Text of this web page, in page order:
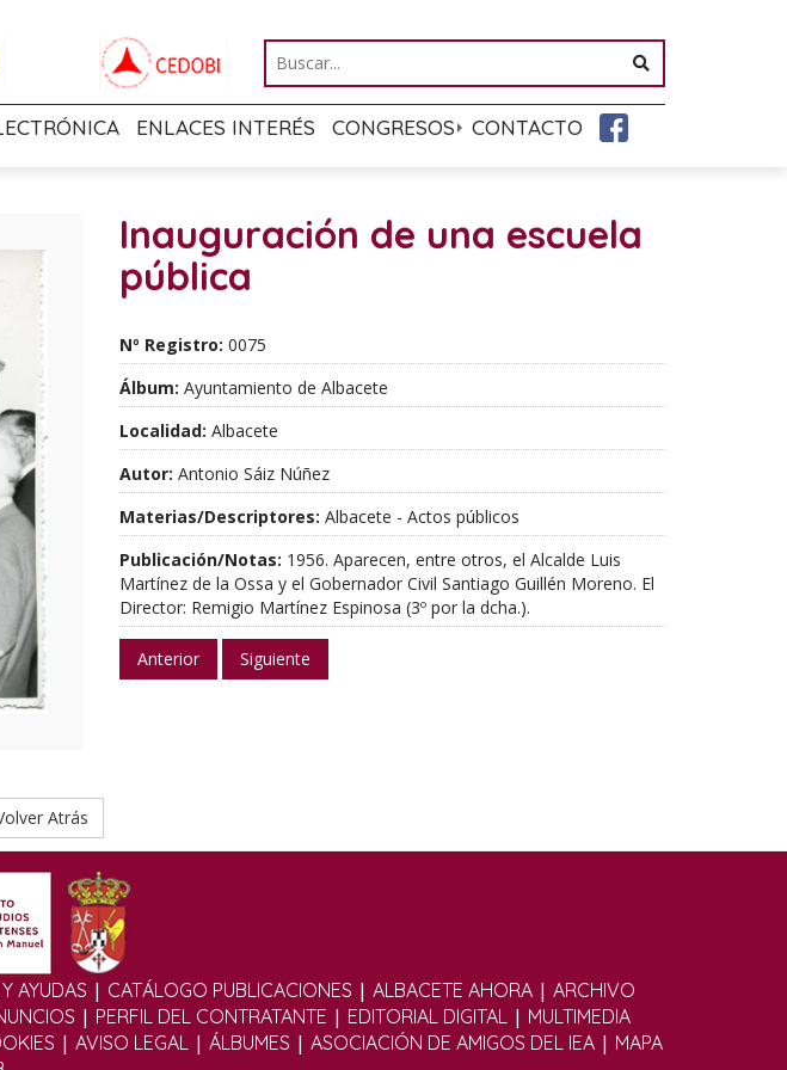
ENLACES INTERÉS CONGRESOS CONTACTO
Inauguración de una escuela
pública
Nº Registro: 0075
Álbum: Ayuntamiento de Albacete
Localidad: Albacete
Autor: Antonio Sáiz Núñez
Materias/Descriptores: Albacete - Actos públicos
Publicación/Notas: 1956. Aparecen, entre otros, el Alcalde Luis
Martínez de la Ossa y el Gobernador Civil Santiago Guillén Moreno. El
Director: Remigio Martínez Espinosa (3º por la dcha.).
Anterior Siguiente
Atrás
AYUDAS | CATÁLOGO PUBLICACIONES | ALBACETE AHORA| ARCHIVO
| PERFIL DEL CONTRATANTE | EDITORIAL DIGITAL | MULTIMEDIA
| AVISO LEGAL | ÁLBUMES | ASOCIACIÓN DE AMIGOS DEL IEA| MAPA